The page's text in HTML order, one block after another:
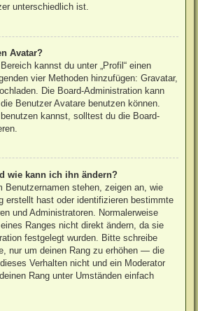
unterschiedlich ist.
Avatar?
kannst du unter „Profil“ einen
vier Methoden hinzufügen: Gravatar,
Die Board-Administration kann
Benutzer Avatare benutzen können.
kannst, solltest du die Board-
wie kann ich ihn ändern?
Benutzernamen stehen, zeigen an, wie
erstellt hast oder identifizieren bestimmte
und Administratoren. Normalerweise
Ranges nicht direkt ändern, da sie
festgelegt wurden. Bitte schreibe
nur um deinen Rang zu erhöhen — die
Verhalten nicht und ein Moderator
Rang unter Umständen einfach